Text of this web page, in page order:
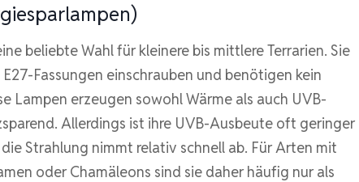
beliebte Wahl für kleinere bis mittlere Terrarien. Sie
Fassungen einschrauben und benötigen kein
Lampen erzeugen sowohl Wärme als auch UVB-
Allerdings ist ihre UVB-Ausbeute oft geringer
Strahlung nimmt relativ schnell ab. Für Arten mit
oder Chamäleons sind sie daher häufig nur als